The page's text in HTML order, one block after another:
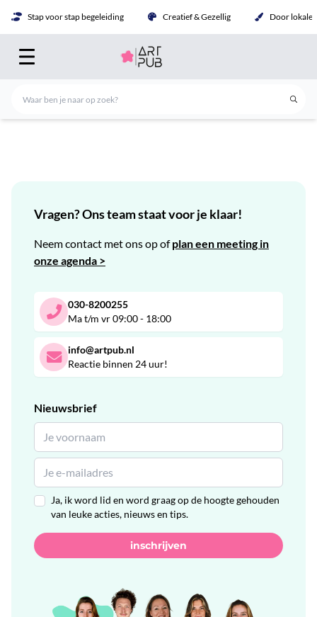
Stap voor stap begeleiding Creatief & Gezellig Door lokale
Vragen? Ons team staat voor je klaar!
Neem contact met ons op ofplan een meeting in
onze agenda >
030-8200255
Ma t/m vr 09:00 - 18:00
info@artpub.nl
Reactie binnen 24 uur!
Nieuwsbrief
Ja, ik word lid en word graag op de hoogte gehouden
van leuke acties, nieuws en tips.